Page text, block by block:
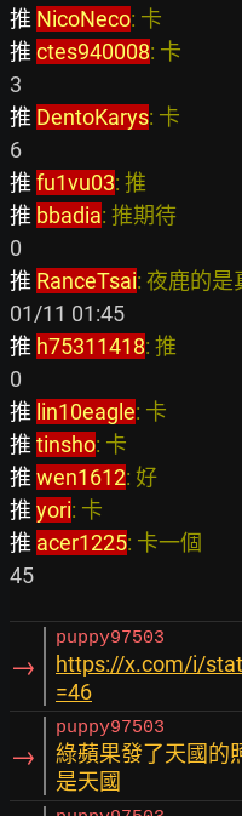
推 NicoNeco:
推 ctes940008:
推 DentoKarys:
推 fu1vu03:
推 bbadia: 推
推 RanceTsai
推 h75311418:
推 lin10eagle:
推 tinsho:
推 wen1612:
推 yori:
推 acer1225:
→
puppy97503
https://x.com/i/
=46
→
puppy97503
綠蘋果發了天國的
是天國